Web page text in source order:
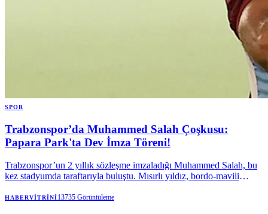
SPOR
Trabzonspor’da Muhammed Salah Çoşkusu:
Papara Park'ta Dev İmza Töreni!
Trabzonspor’un 2 yıllık sözleşme imzaladığı Muhammed Salah, bu
kez stadyumda taraftarıyla buluştu. Mısırlı yıldız, bordo-mavili
HABERVITRINI13735 Görüntüleme